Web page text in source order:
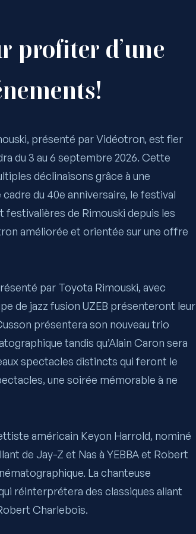
profiter d’une
présenté par Vidéotron, est fier
du 3 au 6 septembre 2026. Cette
déclinaisons grâce à une
du 40e anniversaire, le festival
de Rimouski depuis les
améliorée et orientée sur une offre
par Toyota Rimouski, avec
de jazz fusion UZEB présenteront leur
présentera son nouveau trio
tandis qu’Alain Caron sera
spectacles distincts qui feront le
une soirée mémorable à ne
américain Keyon Harrold, nominé
de Jay-Z et Nas à YEBBA et Robert
La chanteuse
réinterprétera des classiques allant
Charlebois.